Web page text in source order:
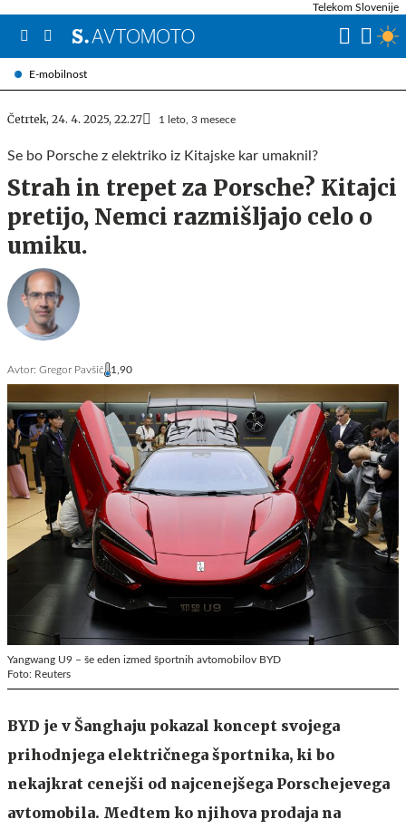
E-mobilnost
Telekom Slovenije
Četrtek, 24. 4. 2025, 22.27 1 leto, 3 mesece
Se bo Porsche z elektriko iz Kitajske kar umaknil?
Strah in trepet za Porsche? Kitajci
pretijo, Nemci razmišljajo celo o
umiku.
Avtor: Gregor Pavšič 1,90
Yangwang U9 – še eden izmed športnih avtomobilov BYD
Foto: Reuters
BYD je v Šanghaju pokazal koncept svojega
prihodnjega električnega športnika, ki bo
nekajkrat cenejši od najcenejšega Porschejevega
avtomobila. Medtem ko njihova prodaja na